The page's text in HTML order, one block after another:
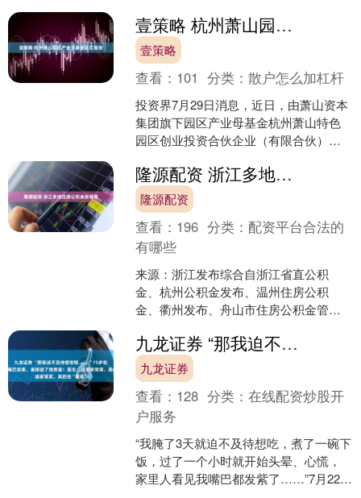
州机器人学校正....
壹策略 杭州萧山园区产业子基金正式落地
壹策略
查看： 101 分类：散户怎么加杠杆
投资界7月29日消息，近日，由萧山资本
集团旗下园区产业母基金杭州萧山特色
园区创业投资合伙企业（有限合伙）与
集团有限公司共同发起.... 隆源配资 浙江多地住房公积金有调整
隆源配资
查看： 196 分类：配资平台合法的
有哪些
来源：浙江发布综合自浙江省直公积
金、杭州公积金发布、温州住房公积
金、衢州发布、舟山市住房公积金管理
理中心等 版权归原作者所有，....
九龙证券 “那我迫不及待想吃呀……”75岁杭州大伯吃得嘴巴发紫，直接进了抢救室！医生：这道家常菜，真的会“藏毒”
九龙证券
查看： 128 分类：在线配资炒股开
户服务
“我腌了3天就迫不及待想吃，煮了一碗下
饭，过了一个小时就开始头晕、心慌，
家里人看见我嘴巴都发紫了……”7月22日